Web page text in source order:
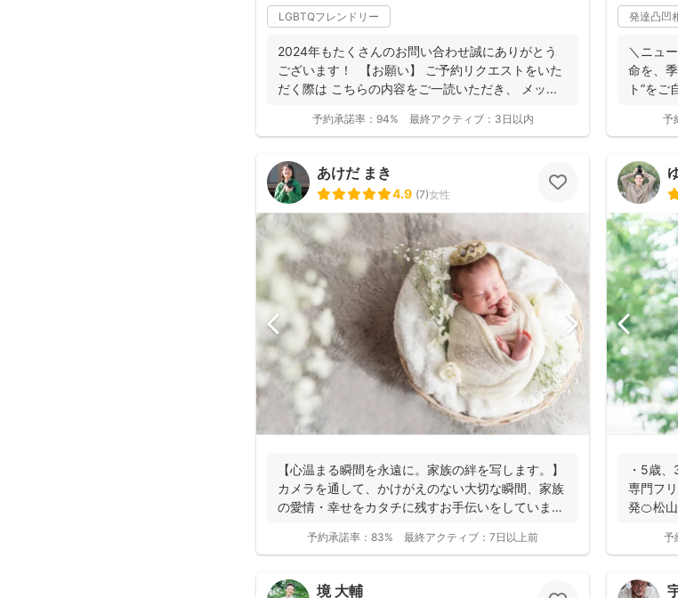
LGBTQフレンドリー
2024年もたくさんのお問い合わせ誠にありがとう
ございます！ 【お願い】 ご予約リクエストをいた
だく際は こちらの内容をご一読いただき、 メッ...
予約承諾率： 94% 最終アクティブ： 3日以内
発達凸凹
＼ニューボー
命を、季節の生
ト”を
予
あけだ まき
4.9 (7)女性
【心温まる瞬間を永遠に。家族の絆を写します。】
カメラを通して、かけがえのない大切な瞬間、家族
の愛情・幸せをカタチに残すお手伝いをしていま
予約承諾率： 83% 最終アクティブ： 7日以上前
・5歳
専門フ
発🍊松
予
境 大輔